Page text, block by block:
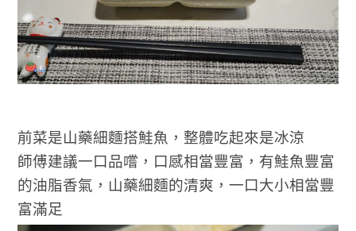
前菜是山藥細麵搭鮭魚，整體吃起來是冰涼
師傅建議一口品嚐，口感相當豐富，有鮭魚豐富
的油脂香氣，山藥細麵的清爽，一口大小相當豐
富滿足